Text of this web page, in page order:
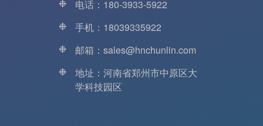
❉
电话：180-3933-5922
❉
手机：18039335922
❉
邮箱：sales@hnchunlin.com
❉
地址：河南省郑州市中原区大
学科技园区